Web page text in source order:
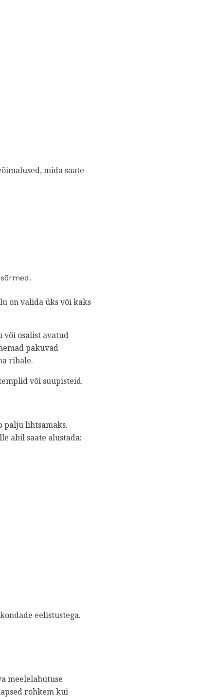
mida saate
on valida üks või kaks
või osalist avatud
pakuvad
ribale.
või suupisteid.
palju lihtsamaks.
abil saate alustada:
eelistustega.
meelelahutuse
rohkem kui